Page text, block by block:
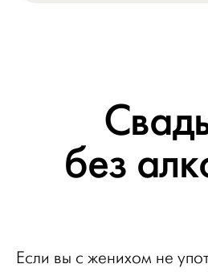
без
Если вы с женихом не